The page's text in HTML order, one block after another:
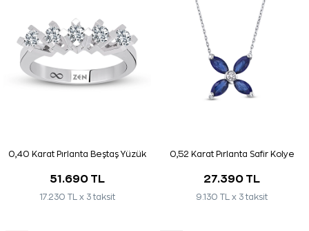
0,40 Karat Pırlanta Beştaş Yüzük
51.690 TL
17.230 TL x 3 taksit
0,52 Karat Pırlanta Safir Kolye
27.390 TL
9.130 TL x 3 taksit